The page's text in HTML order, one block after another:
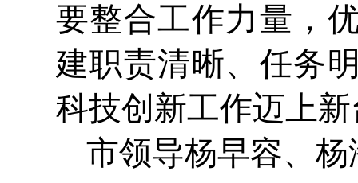
要整合工作力量，
建职责清晰、任务
科技创新工作迈上
市领导杨早容、